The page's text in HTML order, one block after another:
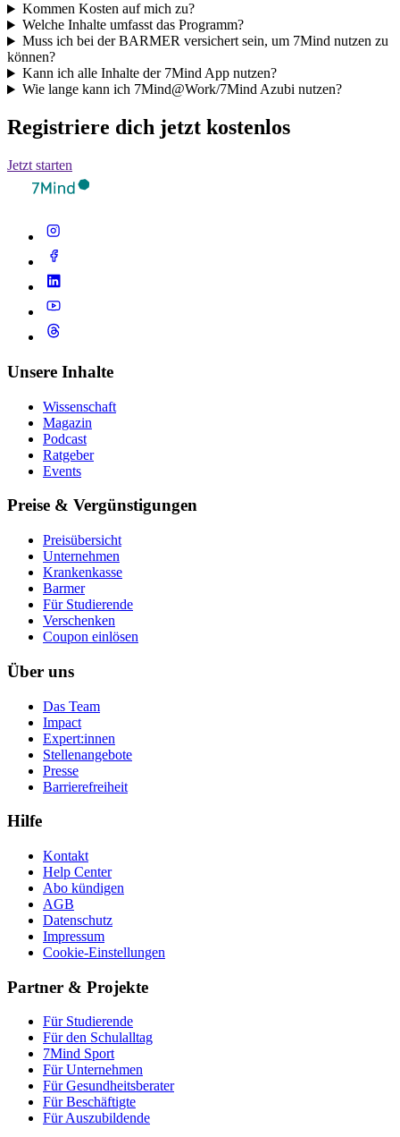
Kommen Kosten auf mich zu?
Welche Inhalte umfasst das Programm?
Muss ich bei der BARMER versichert sein, um 7Mind nutzen zu
können?
Kann ich alle Inhalte der 7Mind App nutzen?
Wie lange kann ich 7Mind@Work/7Mind Azubi nutzen?
Registriere dich jetzt kostenlos
Jetzt starten
Unsere Inhalte
Wissenschaft
Magazin
Podcast
Ratgeber
Events
Preise & Vergünstigungen
Preisübersicht
Unternehmen
Krankenkasse
Barmer
Für Studierende
Ver­schen­ken
Coupon einlösen
Über uns
Das Team
Impact
Expert:innen
Stellenangebote
Presse
Barrierefreiheit
Hilfe
Kontakt
Help Center
Abo kündigen
AGB
Datenschutz
Impressum
Cookie-Einstellungen
Partner & Projekte
Für Stu­die­rende
Für den Schulalltag
7Mind Sport
Für Unter­neh­men
Für Gesund­heits­be­ra­ter
Für Beschäftigte
Für Auszubildende